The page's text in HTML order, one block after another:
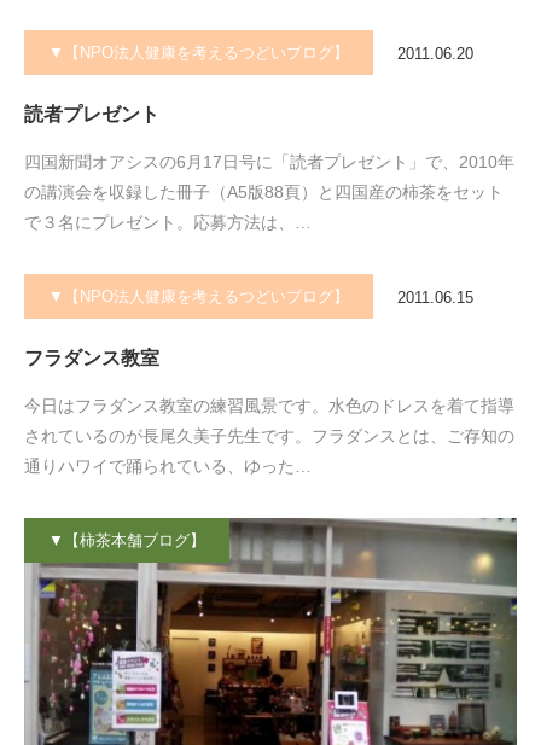
▼【NPO法人健康を考えるつどいブログ】 2011.06.20
読者プレゼント
四国新聞オアシスの6月17日号に「読者プレゼント」で、2010年
の講演会を収録した冊子（A5版88頁）と四国産の柿茶をセット
で３名にプレゼント。応募方法は、…
▼【NPO法人健康を考えるつどいブログ】 2011.06.15
フラダンス教室
今日はフラダンス教室の練習風景です。水色のドレスを着て指導
されているのが長尾久美子先生です。フラダンスとは、ご存知の
通りハワイで踊られている、ゆった…
▼【柿茶本舗ブログ】